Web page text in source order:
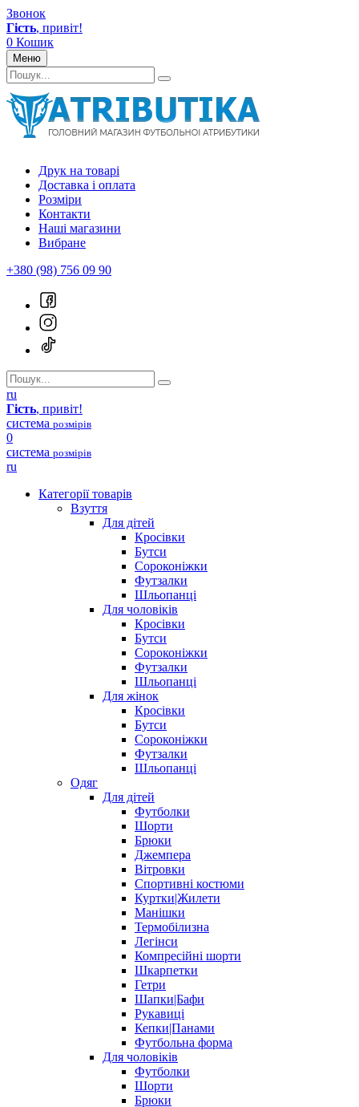
Звонок
Гість, привіт!
0 Кошик
Меню
Друк на товарі
Доставка і оплата
Розміри
Контакти
Наші магазини
Вибране
+380 (98) 756 09 90
ru
Гість, привіт!
система розмірів
0
система розмірів
ru
Категорії товарів
Взуття
Для дітей
Кросівки
Бутси
Сороконіжки
Футзалки
Шльопанці
Для чоловіків
Кросівки
Бутси
Сороконіжки
Футзалки
Шльопанці
Для жінок
Кросівки
Бутси
Сороконіжки
Футзалки
Шльопанці
Одяг
Для дітей
Футболки
Шорти
Брюки
Джемпера
Вітровки
Спортивні костюми
Куртки|Жилети
Манішки
Термобілизна
Легінси
Компресійні шорти
Шкарпетки
Гетри
Шапки|Бафи
Рукавиці
Кепки|Панами
Футбольна форма
Для чоловіків
Футболки
Шорти
Брюки